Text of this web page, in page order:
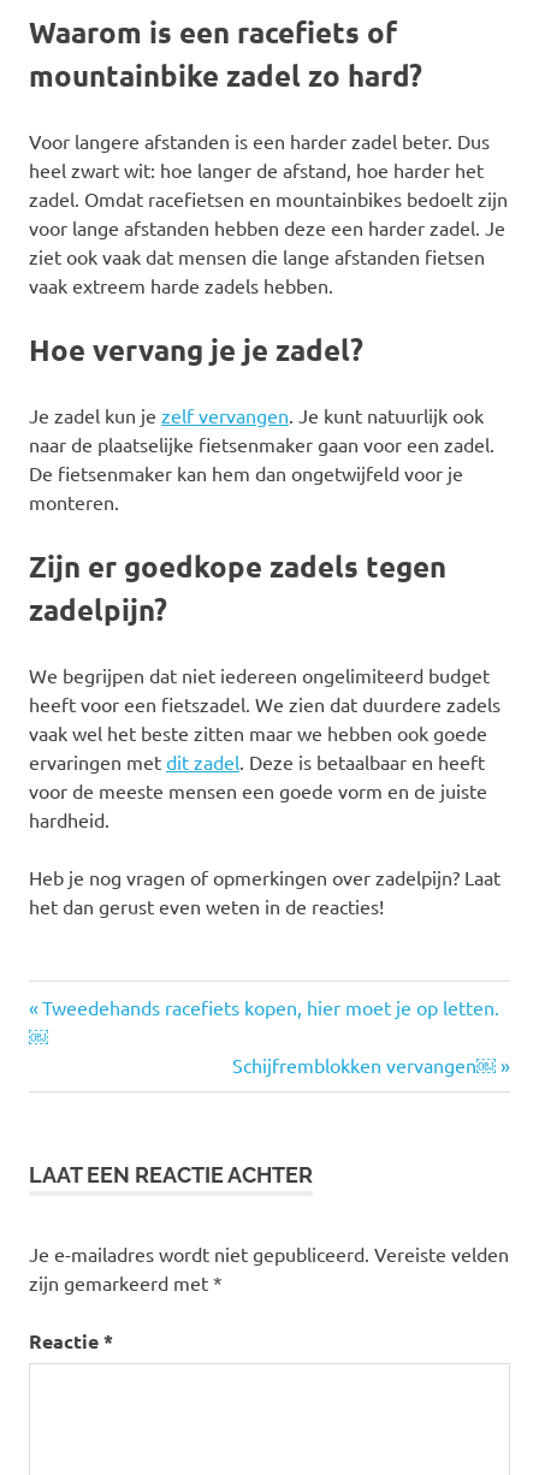
Waarom is een racefiets of
mountainbike zadel zo hard?
Voor langere afstanden is een harder zadel beter. Dus
heel zwart wit: hoe langer de afstand, hoe harder het
zadel. Omdat racefietsen en mountainbikes bedoelt zijn
voor lange afstanden hebben deze een harder zadel. Je
ziet ook vaak dat mensen die lange afstanden fietsen
vaak extreem harde zadels hebben.
Hoe vervang je je zadel?
Je zadel kun je zelf vervangen . Je kunt natuurlijk ook
naar de plaatselijke fietsenmaker gaan voor een zadel.
De fietsenmaker kan hem dan ongetwijfeld voor je
monteren.
Zijn er goedkope zadels tegen
zadelpijn?
We begrijpen dat niet iedereen ongelimiteerd budget
heeft voor een fietszadel. We zien dat duurdere zadels
vaak wel het beste zitten maar we hebben ook goede
ervaringen met dit zadel . Deze is betaalbaar en heeft
voor de meeste mensen een goede vorm en de juiste
hardheid.
Heb je nog vragen of opmerkingen over zadelpijn? Laat
het dan gerust even weten in de reacties!
Bericht
Vorige
bericht:
Tweedehands racefiets kopen, hier moet je op letten.
￼
Volgende
bericht:
Schijfremblokken vervangen￼
LAAT EEN REACTIE ACHTER
Je e-mailadres wordt niet gepubliceerd. Vereiste velden
zijn gemarkeerd met *
Reactie*